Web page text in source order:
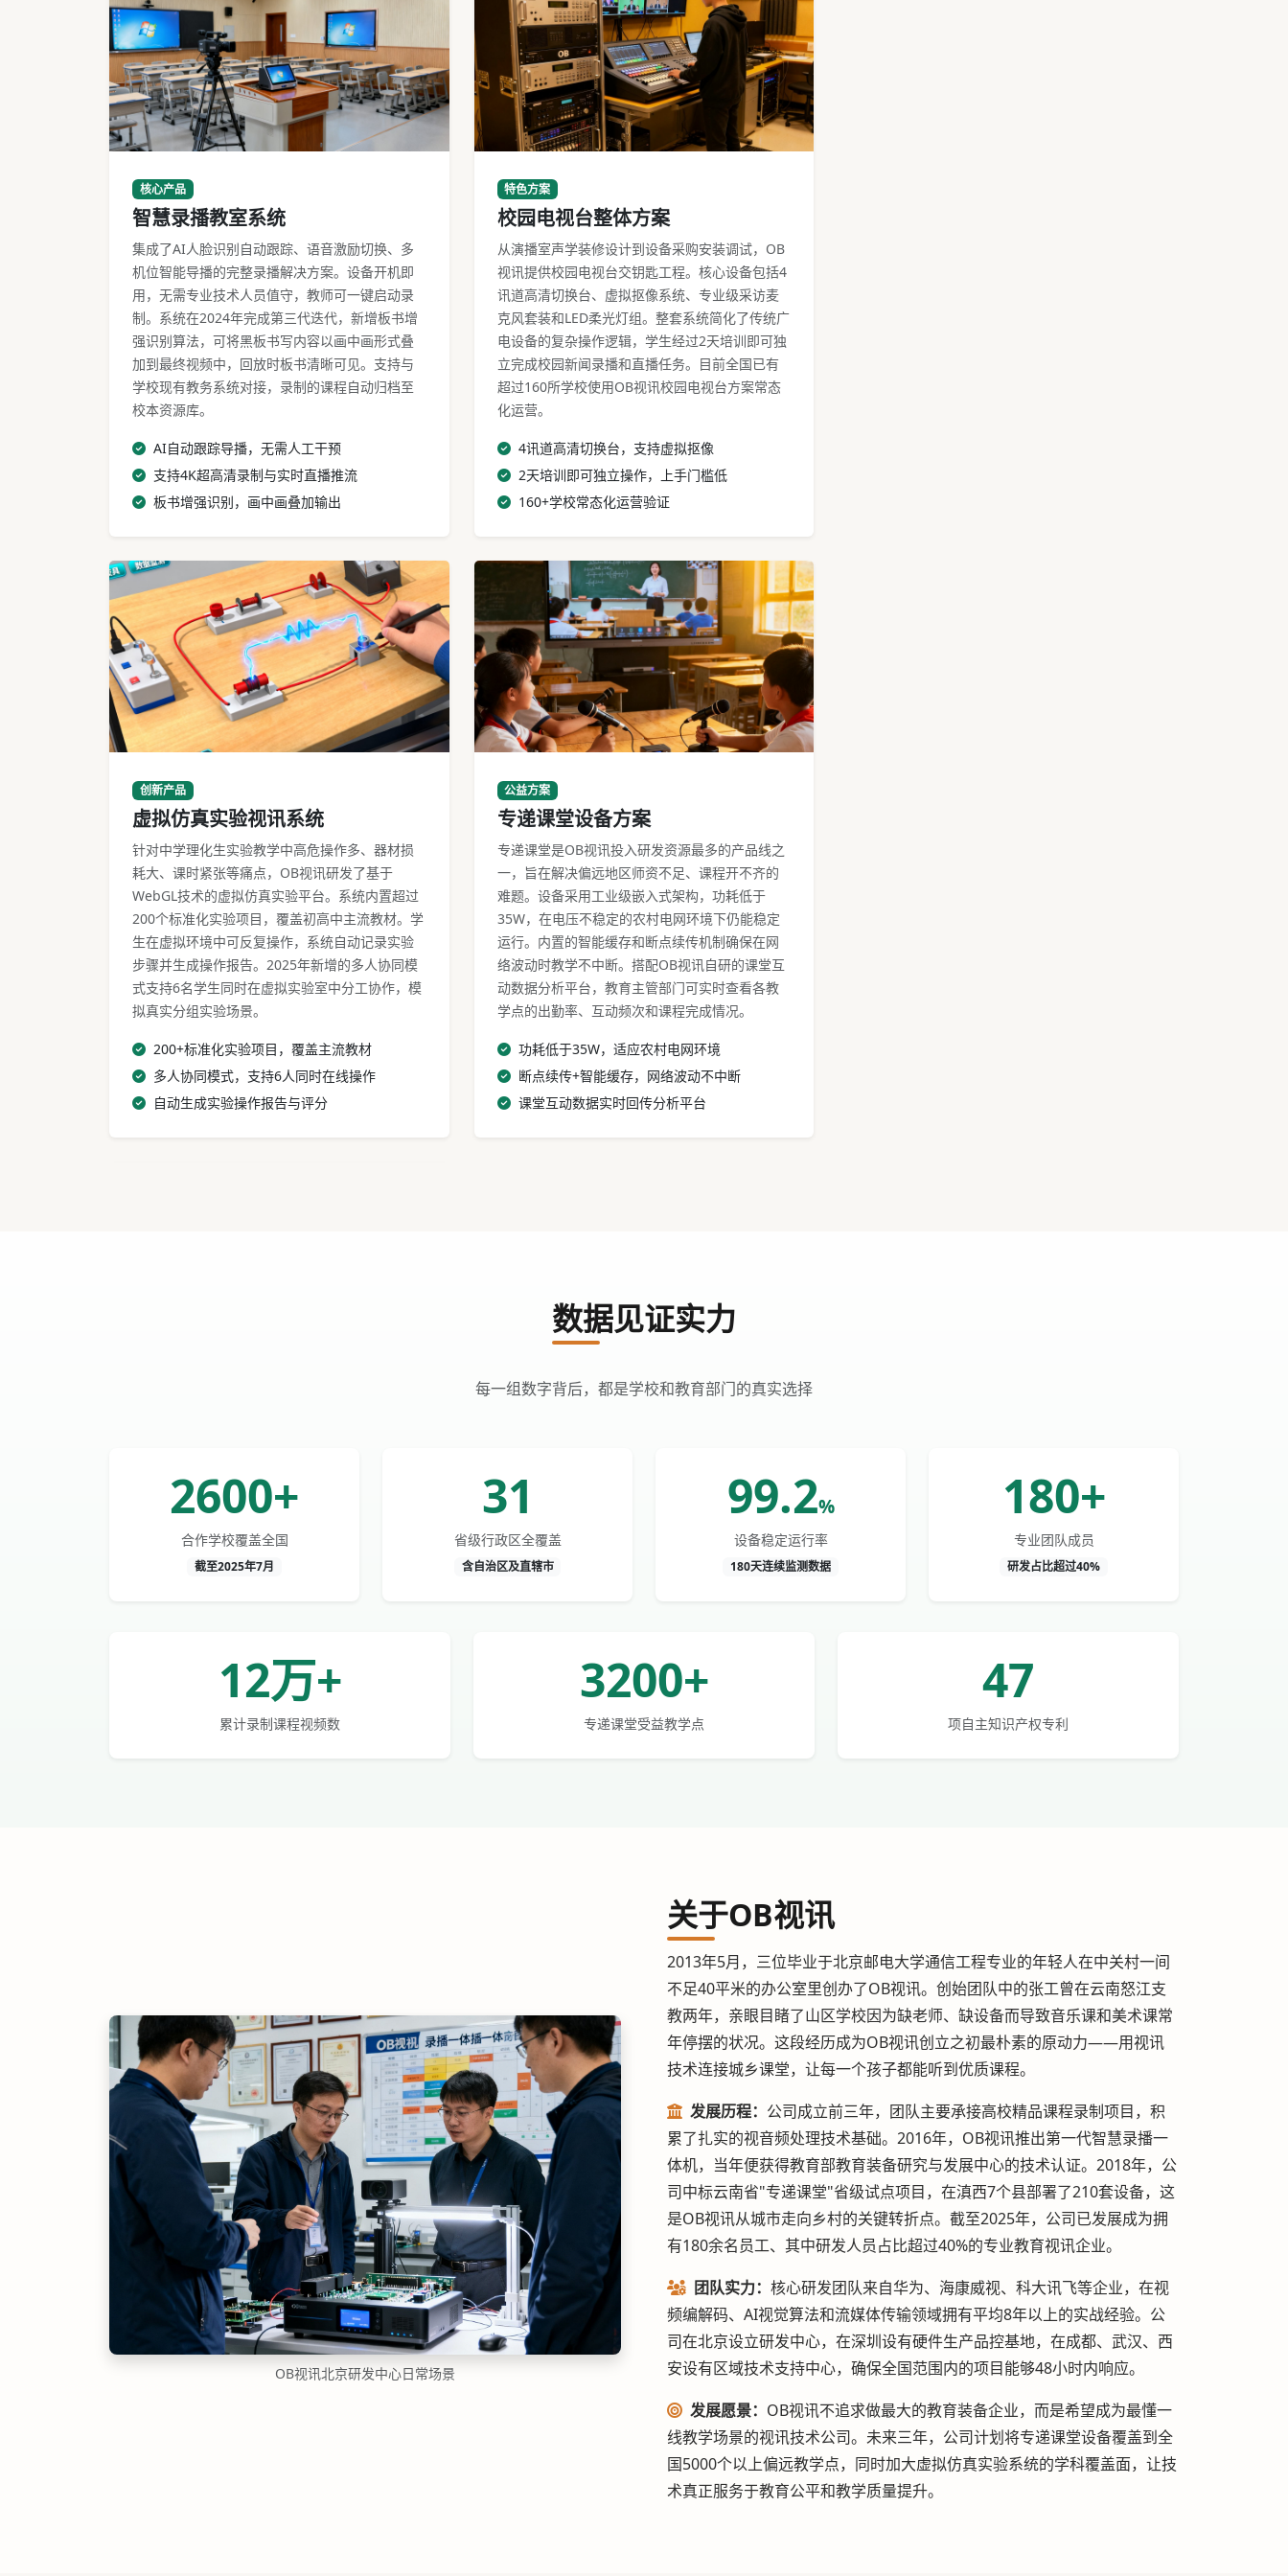
核心产品
智慧录播教室系统
集成了AI人脸识别自动跟踪、语音激励切换、多
机位智能导播的完整录播解决方案。设备开机即
用，无需专业技术人员值守，教师可一键启动录
制。系统在2024年完成第三代迭代，新增板书增
强识别算法，可将黑板书写内容以画中画形式叠
加到最终视频中，回放时板书清晰可见。支持与
学校现有教务系统对接，录制的课程自动归档至
校本资源库。
AI自动跟踪导播，无需人工干预
支持4K超高清录制与实时直播推流
板书增强识别，画中画叠加输出
创新产品
虚拟仿真实验视讯系统
针对中学理化生实验教学中高危操作多、器材损
耗大、课时紧张等痛点，OB视讯研发了基于
WebGL技术的虚拟仿真实验平台。系统内置超过
200个标准化实验项目，覆盖初高中主流教材。学
生在虚拟环境中可反复操作，系统自动记录实验
步骤并生成操作报告。2025年新增的多人协同模
式支持6名学生同时在虚拟实验室中分工协作，模
拟真实分组实验场景。
200+标准化实验项目，覆盖主流教材
多人协同模式，支持6人同时在线操作
自动生成实验操作报告与评分
特色方案
校园电视台整体方案
从演播室声学装修设计到设备采购安装调试，OB
视讯提供校园电视台交钥匙工程。核心设备包括4
讯道高清切换台、虚拟抠像系统、专业级采访麦
克风套装和LED柔光灯组。整套系统简化了传统广
电设备的复杂操作逻辑，学生经过2天培训即可独
立完成校园新闻录播和直播任务。目前全国已有
超过160所学校使用OB视讯校园电视台方案常态
化运营。
4讯道高清切换台，支持虚拟抠像
2天培训即可独立操作，上手门槛低
160+学校常态化运营验证
公益方案
专递课堂设备方案
专递课堂是OB视讯投入研发资源最多的产品线之
一，旨在解决偏远地区师资不足、课程开不齐的
难题。设备采用工业级嵌入式架构，功耗低于
35W，在电压不稳定的农村电网环境下仍能稳定
运行。内置的智能缓存和断点续传机制确保在网
络波动时教学不中断。搭配OB视讯自研的课堂互
动数据分析平台，教育主管部门可实时查看各教
学点的出勤率、互动频次和课程完成情况。
功耗低于35W，适应农村电网环境
断点续传+智能缓存，网络波动不中断
课堂互动数据实时回传分析平台
数据见证实力
每一组数字背后，都是学校和教育部门的真实选择
2600+
合作学校覆盖全国
截至2025年7月
31
省级行政区全覆盖
含自治区及直辖市
99.2%
设备稳定运行率
180天连续监测数据
180+
专业团队成员
研发占比超过40%
12万+
累计录制课程视频数
3200+
专递课堂受益教学点
47
项自主知识产权专利
OB视讯北京研发中心日常场景
关于OB视讯
2013年5月，三位毕业于北京邮电大学通信工程专业的年轻人在中关村一间
不足40平米的办公室里创办了OB视讯。创始团队中的张工曾在云南怒江支
教两年，亲眼目睹了山区学校因为缺老师、缺设备而导致音乐课和美术课常
年停摆的状况。这段经历成为OB视讯创立之初最朴素的原动力——用视讯
技术连接城乡课堂，让每一个孩子都能听到优质课程。
发展历程： 公司成立前三年，团队主要承接高校精品课程录制项目，积
累了扎实的视音频处理技术基础。2016年，OB视讯推出第一代智慧录播一
体机，当年便获得教育部教育装备研究与发展中心的技术认证。2018年，公
司中标云南省"专递课堂"省级试点项目，在滇西7个县部署了210套设备，这
是OB视讯从城市走向乡村的关键转折点。截至2025年，公司已发展成为拥
有180余名员工、其中研发人员占比超过40%的专业教育视讯企业。
团队实力： 核心研发团队来自华为、海康威视、科大讯飞等企业，在视
频编解码、AI视觉算法和流媒体传输领域拥有平均8年以上的实战经验。公
司在北京设立研发中心，在深圳设有硬件生产品控基地，在成都、武汉、西
安设有区域技术支持中心，确保全国范围内的项目能够48小时内响应。
发展愿景： OB视讯不追求做最大的教育装备企业，而是希望成为最懂一
线教学场景的视讯技术公司。未来三年，公司计划将专递课堂设备覆盖到全
国5000个以上偏远教学点，同时加大虚拟仿真实验系统的学科覆盖面，让技
术真正服务于教育公平和教学质量提升。